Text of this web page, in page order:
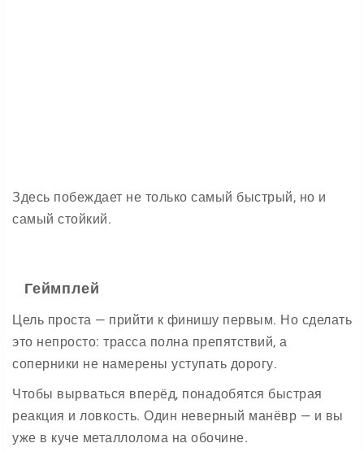
Здесь побеждает не только самый быстрый, но и
самый стойкий.
Геймплей
Цель проста — прийти к финишу первым. Но сделать
это непросто: трасса полна препятствий, а
соперники не намерены уступать дорогу.
Чтобы вырваться вперёд, понадобятся быстрая
реакция и ловкость. Один неверный манёвр — и вы
уже в куче металлолома на обочине.